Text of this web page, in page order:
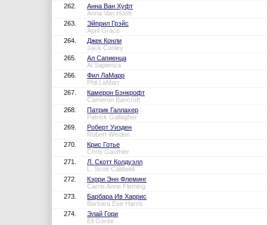
262.
Анна Ван Хуфт
Anna Van Hooft
263.
Эйприл Грэйс
April Grace
264.
Джек Конли
Jack Conley
265.
Ал Сапиенца
Al Sapienza
266.
Фил ЛаМарр
Phil LaMarr
267.
Камерон Бэнкрофт
Cameron Bancroft
268.
Патрик Галлахер
Patrick Gallagher
269.
Роберт Уизден
Robert Wisden
270.
Крис Готье
Chris Gauthier
271.
Л. Скотт Колдуэлл
L. Scott Caldwell
272.
Кэрри Энн Флеминг
Carrie Anne Fleming
273.
Барбара Ив Харрис
Barbara Eve Harris
274.
Элай Гори
Eli Goree